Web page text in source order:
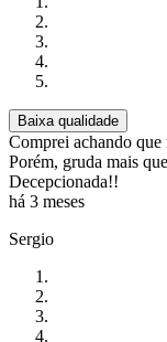
Baixa qualidade
Comprei achando que
Porém, gruda mais
Decepcionada!!
há 3 meses
Sergio